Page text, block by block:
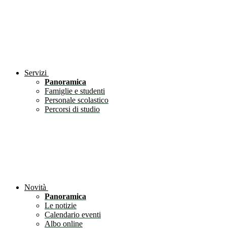
Servizi
Panoramica
Famiglie e studenti
Personale scolastico
Percorsi di studio
Novità
Panoramica
Le notizie
Calendario eventi
Albo online